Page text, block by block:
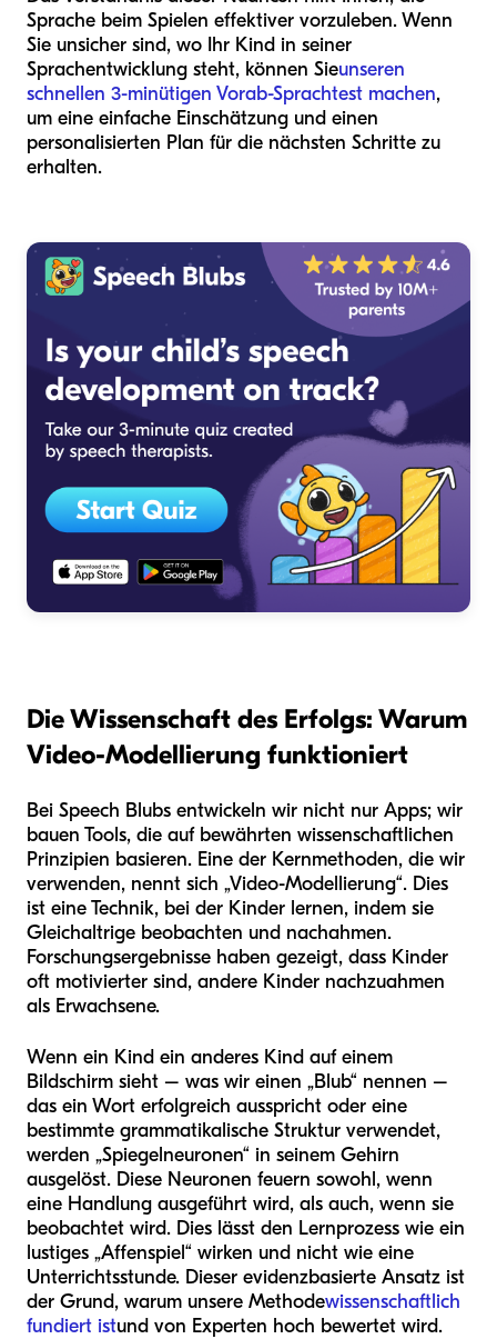
Sprache beim Spielen effektiver vorzuleben. Wenn
Sie unsicher sind, wo Ihr Kind in seiner
Sprachentwicklung steht, können Sieunseren
schnellen 3-minütigen Vorab-Sprachtest machen,
um eine einfache Einschätzung und einen
personalisierten Plan für die nächsten Schritte zu
erhalten.
Die Wissenschaft des Erfolgs: Warum
Video-Modellierung funktioniert
Bei Speech Blubs entwickeln wir nicht nur Apps; wir
bauen Tools, die auf bewährten wissenschaftlichen
Prinzipien basieren. Eine der Kernmethoden, die wir
verwenden, nennt sich „Video-Modellierung“. Dies
ist eine Technik, bei der Kinder lernen, indem sie
Gleichaltrige beobachten und nachahmen.
Forschungsergebnisse haben gezeigt, dass Kinder
oft motivierter sind, andere Kinder nachzuahmen
als Erwachsene.
Wenn ein Kind ein anderes Kind auf einem
Bildschirm sieht – was wir einen „Blub“ nennen –
das ein Wort erfolgreich ausspricht oder eine
bestimmte grammatikalische Struktur verwendet,
werden „Spiegelneuronen“ in seinem Gehirn
ausgelöst. Diese Neuronen feuern sowohl, wenn
eine Handlung ausgeführt wird, als auch, wenn sie
beobachtet wird. Dies lässt den Lernprozess wie ein
lustiges „Affenspiel“ wirken und nicht wie eine
Unterrichtsstunde. Dieser evidenzbasierte Ansatz ist
der Grund, warum unsere Methodewissenschaftlich
fundiert istund von Experten hoch bewertet wird.